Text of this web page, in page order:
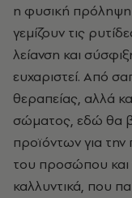
η φυσική πρόληψη
γεμίζουν τις
λείανση και
ευχαριστεί. Από
θεραπείας, αλλά
σώματος, εδώ θα
προϊόντων για
του προσώπου
καλλυντικά, που